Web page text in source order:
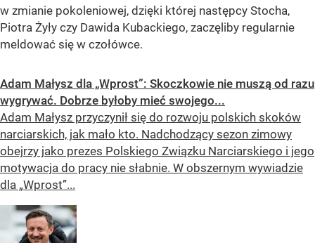
w zmianie pokoleniowej, dzięki której następcy Stocha,
Piotra Żyły czy Dawida Kubackiego, zaczęliby regularnie
meldować się w czołówce.
Adam Małysz dla „Wprost”: Skoczkowie nie muszą od razu
wygrywać. Dobrze byłoby mieć swojego...
Adam Małysz przyczynił się do rozwoju polskich skoków
narciarskich, jak mało kto. Nadchodzący sezon zimowy
obejrzy jako prezes Polskiego Związku Narciarskiego i jego
motywacja do pracy nie słabnie. W obszernym wywiadzie
dla „Wprost”...